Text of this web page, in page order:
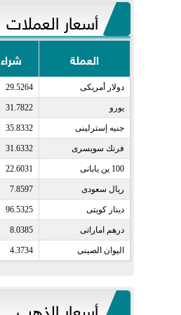
أسعار العملات
العملة شراء
دولار أمريكى​ 29.5264
يورو​ 31.7822
جنيه إسترلينى​ 35.8332
فرنك سويسرى​ 31.6332
100 ين يابانى​ 22.6031
ريال سعودى​ 7.8597
دينار كويتى​ 96.5325
درهم اماراتى​ 8.0385
اليوان الصينى​ 4.3734
أسعار الذهب